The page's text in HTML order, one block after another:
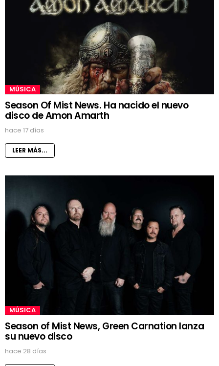
MÚSICA
Season Of Mist News. Ha nacido el nuevo
disco de Amon Amarth
hace 17 días
LEER MÁS...
MÚSICA
Season of Mist News, Green Carnation lanza
su nuevo disco
hace 28 días